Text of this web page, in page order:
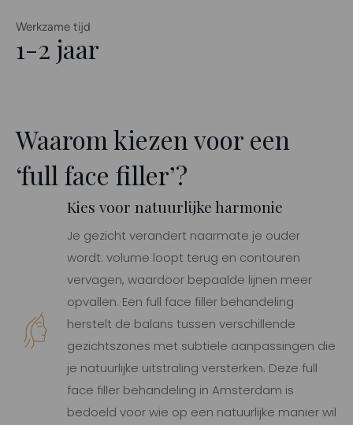
Werkzame tijd
1-2 jaar
Waarom kiezen voor een
‘full face filler’?
Kies voor natuurlijke harmonie
Je gezicht verandert naarmate je ouder
wordt: volume loopt terug en contouren
vervagen, waardoor bepaalde lijnen meer
opvallen. Een full face filler behandeling
herstelt de balans tussen verschillende
gezichtszones met subtiele aanpassingen die
je natuurlijke uitstraling versterken. Deze full
face filler behandeling in Amsterdam is
bedoeld voor wie op een natuurlijke manier wil